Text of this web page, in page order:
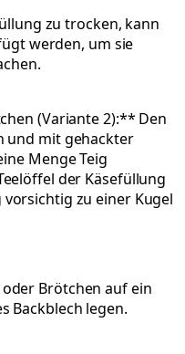
zu trocken, kann
werden, um sie
(Variante 2):** Den
und mit gehackter
Menge Teig
der Käsefüllung
zu einer Kugel
Brötchen auf ein
Backblech legen.